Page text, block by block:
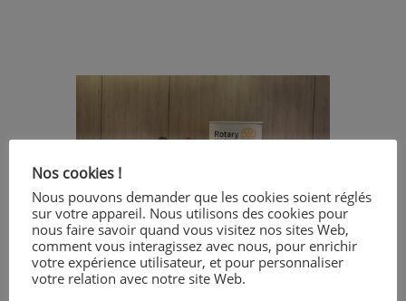
Nos cookies !
Nous pouvons demander que les cookies soient réglés
sur votre appareil. Nous utilisons des cookies pour
nous faire savoir quand vous visitez nos sites Web,
comment vous interagissez avec nous, pour enrichir
votre expérience utilisateur, et pour personnaliser
votre relation avec notre site Web.